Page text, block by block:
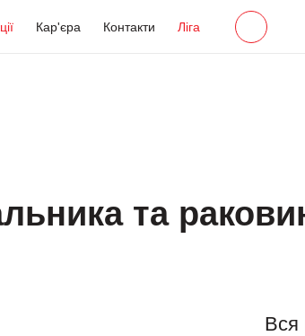
Кар'єра Контакти Ліга
та
Вся